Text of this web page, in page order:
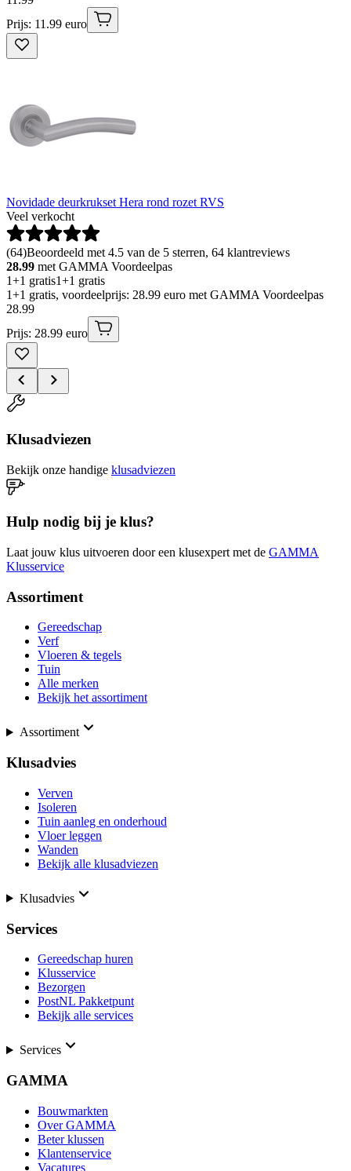
Prijs: 11.99 euro
Novidade deurkrukset Hera rond rozet RVS
Veel verkocht
(64)Beoordeeld met 4.5 van de 5 sterren, 64 klantreviews
28.99 met GAMMA Voordeelpas
1+1 gratis1+1 gratis
1+1 gratis, voordeelprijs: 28.99 euro met GAMMA Voordeelpas
28.99
Prijs: 28.99 euro
Klusadviezen
Bekijk onze handige klusadviezen
Hulp nodig bij je klus?
Laat jouw klus uitvoeren door een klusexpert met de GAMMA
Klusservice
Assortiment
Gereedschap
Verf
Vloeren & tegels
Tuin
Alle merken
Bekijk het assortiment
Assortiment
Klusadvies
Verven
Isoleren
Tuin aanleg en onderhoud
Vloer leggen
Wanden
Bekijk alle klusadviezen
Klusadvies
Services
Gereedschap huren
Klusservice
Bezorgen
PostNL Pakketpunt
Bekijk alle services
Services
GAMMA
Bouwmarkten
Over GAMMA
Beter klussen
Klantenservice
Vacatures